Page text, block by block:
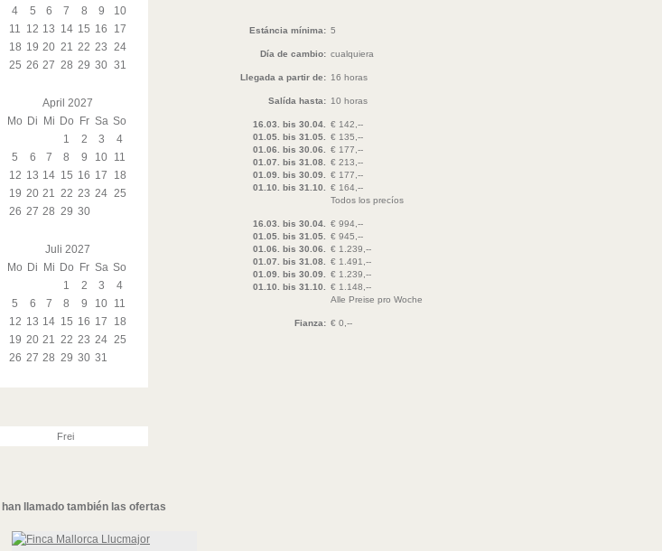
4
5 6 7 8 9
10
11 12 13 14 15 16
17
18 19 20 21 22 23 24
25 26 27 28 29 30 31
April 2027
Mo Di Mi Do Fr Sa So
1
2 3
4
5
6 7 8 9 10 11
12 13 14 15 16 17
18
19 20 21 22 23 24 25
26 27 28 29 30
Juli 2027
Mo Di Mi Do Fr Sa So
1
2 3
4
5
6 7 8 9 10 11
12 13 14 15 16 17
18
19 20 21 22 23 24 25
26 27 28 29 30 31
Frei
han llamado también las ofertas
Estáncia mínima: 5
Día de cambio: cualquiera
Llegada a partir de: 16 horas
Salída hasta: 10 horas
16.03. bis 30.04.
€ 142,--
01.05. bis 31.05.
€ 135,--
01.06. bis 30.06.
€ 177,--
01.07. bis 31.08.
€ 213,--
01.09. bis 30.09.
€ 177,--
01.10. bis 31.10.
€ 164,--
Todos los precíos
16.03. bis 30.04.
€ 994,--
01.05. bis 31.05.
€ 945,--
01.06. bis 30.06.
€ 1.239,--
01.07. bis 31.08.
€ 1.491,--
01.09. bis 30.09.
€ 1.239,--
01.10. bis 31.10.
€ 1.148,--
Alle Preise pro Woche
Fianza: € 0,--